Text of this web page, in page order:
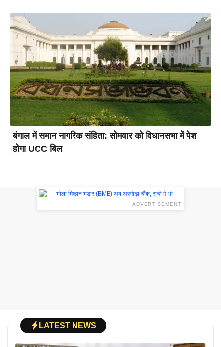
बंगाल में समान नागरिक संहिता: सोमवार को विधानसभा में पेश
होगा UCC बिल
ADVERTISEMENT
LATEST NEWS